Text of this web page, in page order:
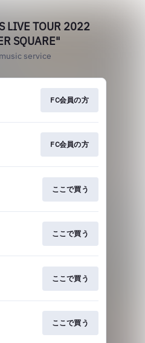
LIVE TOUR 2022
SQUARE"
service
FC会員の方
FC会員の方
ここで買う
ここで買う
ここで買う
ここで買う